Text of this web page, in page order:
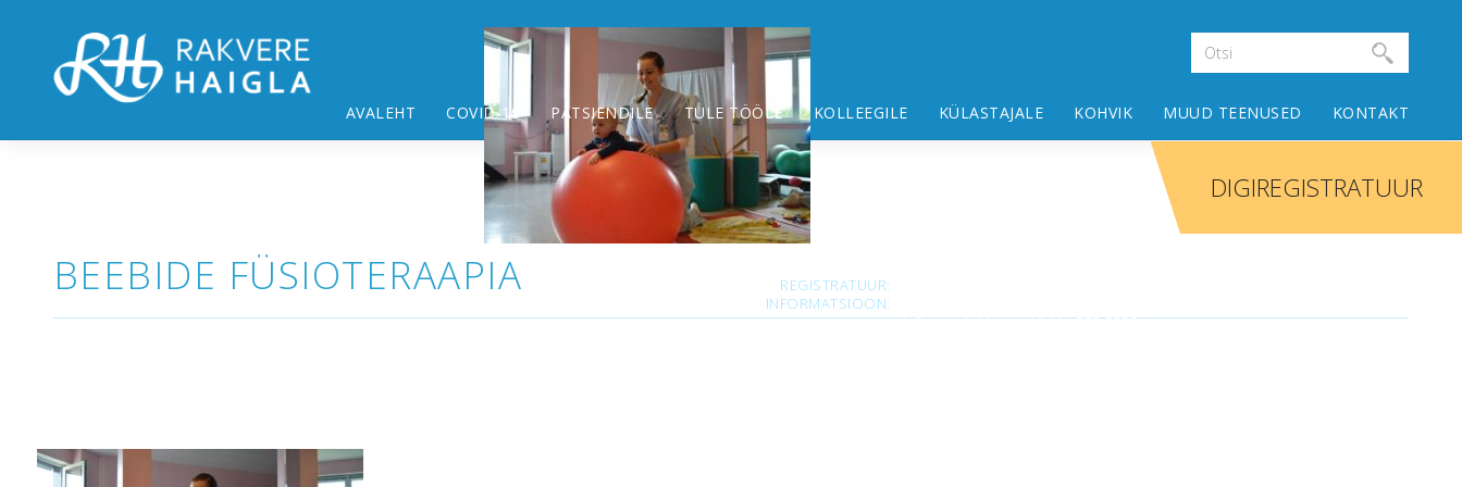
BEEBIDE FÜSIOTERAAPIA
DIGIREGISTRATUUR
REGISTRATUUR:
INFORMATSIOON:
L,P kella 8:00 kuni 19:00322 9099
AVALEHT COVID-19 PATSIENDILE TULE TÖÖLE KOLLEEGILE KÜLASTAJALE KOHVIK MUUD TEENUSED KONTAKT